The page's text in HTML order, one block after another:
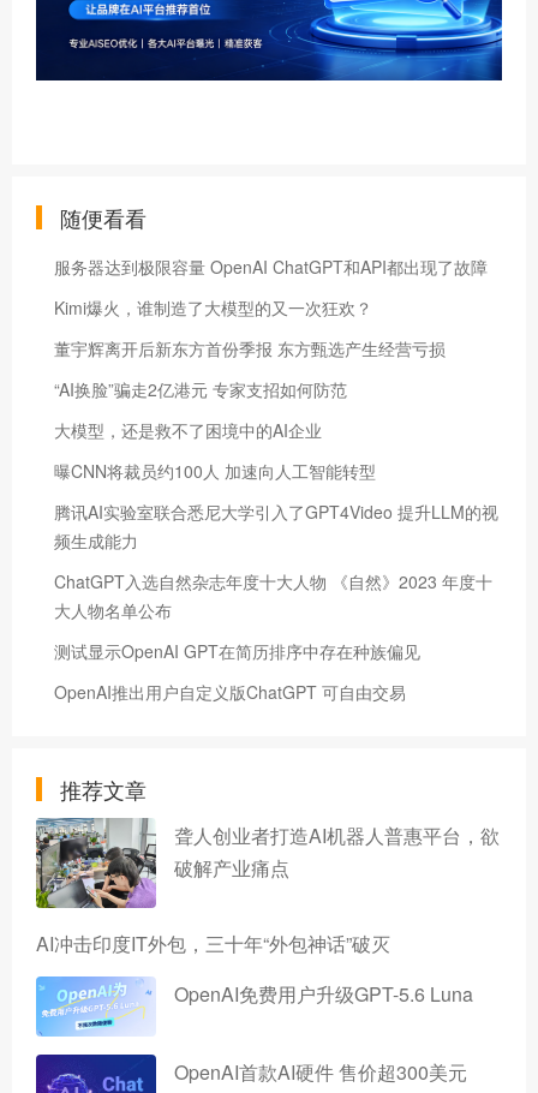
随便看看
服务器达到极限容量 OpenAI ChatGPT和API都出现了故障
Kimi爆火，谁制造了大模型的又一次狂欢？
董宇辉离开后新东方首份季报 东方甄选产生经营亏损
“AI换脸”骗走2亿港元 专家支招如何防范
大模型，还是救不了困境中的AI企业
曝CNN将裁员约100人 加速向人工智能转型
腾讯AI实验室联合悉尼大学引入了GPT4Video 提升LLM的视
频生成能力
ChatGPT入选自然杂志年度十大人物 《自然》2023 年度十
大人物名单公布
测试显示OpenAI GPT在简历排序中存在种族偏见
OpenAI推出用户自定义版ChatGPT 可自由交易
推荐文章
聋人创业者打造AI机器人普惠平台，欲
破解产业痛点
AI冲击印度IT外包，三十年“外包神话”破灭
OpenAI免费用户升级GPT-5.6 Luna
OpenAI首款AI硬件 售价超300美元